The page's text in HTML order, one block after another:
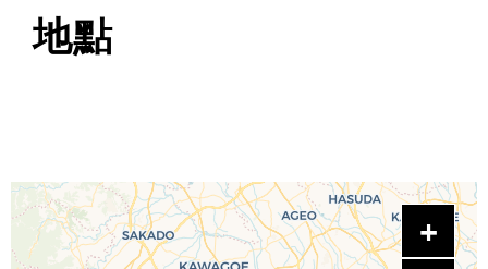
地點